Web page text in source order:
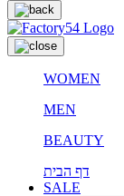
WOMEN
MEN
BEAUTY
דף הבית
SALE